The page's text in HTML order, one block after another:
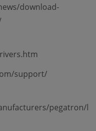
download-
support/
pegatron/